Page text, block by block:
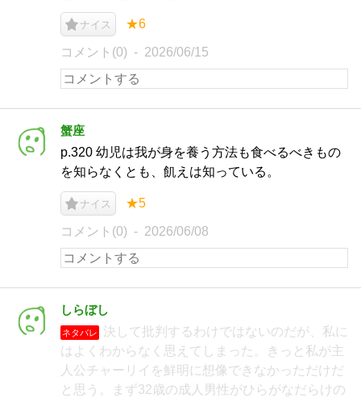
ナイス ★6
コメント(0) 2026/06/15
蟹座
p.320 幼児は我が身を養う方法も食べるべきもの
を知らなくとも、飢えは知っている。
ナイス ★5
コメント(0) 2026/06/08
しらぼし
ネタバレ
決して批判するわけではないのだが、私に
はよくわからなく思えてしまった。きっと私が主
人公チャーリイを鮮明に想像できなかっただけだ
と思う。まず32歳の成人男性がひらがなだらけの